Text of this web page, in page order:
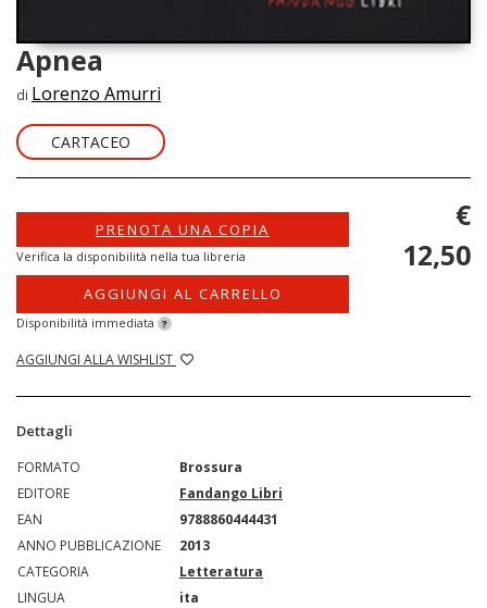
Apnea
di Lorenzo Amurri
CARTACEO
PRENOTA UNA COPIA
Verifica la disponibilità nella tua libreria
AGGIUNGI AL CARRELLO
Disponibilità immediata ?
AGGIUNGI ALLA WISHLIST
€
12,50
Dettagli
FORMATO
Brossura
EDITORE
Fandango Libri
EAN
9788860444431
ANNO PUBBLICAZIONE
2013
CATEGORIA
Letteratura
LINGUA
ita